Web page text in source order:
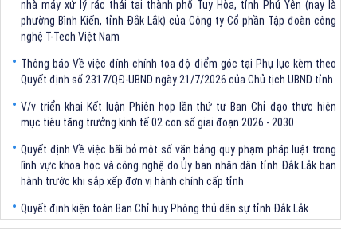
phường Bình Kiến, tỉnh Đắk Lắk) của Công ty Cổ phần Tập đoàn công
nghệ T-Tech Việt Nam
Quyết định số 2317/QĐ-UBND ngày 21/7/2026 của Chủ tịch UBND tỉnh
mục tiêu tăng trưởng kinh tế 02 con số giai đoạn 2026 - 2030
lĩnh vực khoa học và công nghệ do Ủy ban nhân dân tỉnh Đắk Lắk ban
hành trước khi sắp xếp đơn vị hành chính cấp tỉnh
Quyết định chấp thuận điều chỉnh chủ trương đầu tư dự án Xây dựng